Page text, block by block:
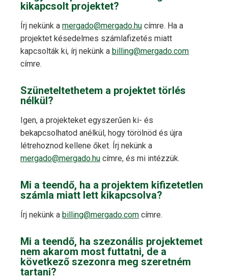
kikapcsolt projektet?
Írj nekünk a mergado@mergado.hu címre. Ha a
projektet késedelmes számlafizetés miatt
kapcsolták ki, írj nekünk a billing@mergado.com
címre.
Szüneteltethetem a projektet törlés
nélkül?
Igen, a projekteket egyszerűen ki- és
bekapcsolhatod anélkül, hogy törölnöd és újra
létrehoznod kellene őket. Írj nekünk a
mergado@mergado.hu címre, és mi intézzük.
Mi a teendő, ha a projektem kifizetetlen
számla miatt lett kikapcsolva?
Írj nekünk a billing@mergado.com címre.
Mi a teendő, ha szezonális projektemet
nem akarom most futtatni, de a
következő szezonra meg szeretném
tartani?